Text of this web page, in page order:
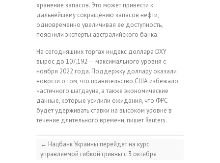
хранение запасов. Это может привести к
дальнейшему сокращению запасов нефти,
одновременно увеличивая ее доступность,
пояснили эксперты австралийского банка.
На сегодняшних торгах индекс доллара DXY
вырос до 107,192 — максимального уровня с
ноября 2022 года. Поддержку доллару оказали
новости о том, что правительство США избежало
частичного шатдауна, а также экономические
данные, которые усилили ожидания, что ФРС
будет удерживать ставки на высоком уровне в
течение длительного времени, пишет Reuters.
← Нацбанк Украины перейдет на курс
управляемой гибкой гривны с 3 октября